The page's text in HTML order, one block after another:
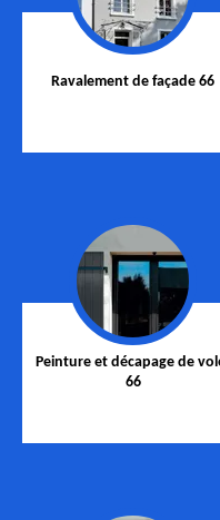
Ravalement de façade 66
Peinture et décapage de
66